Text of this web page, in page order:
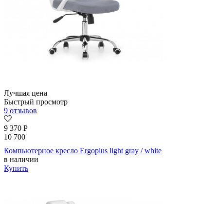
Лучшая цена
Быстрый просмотр
9 отзывов
9 370 Р
10 700
Компьютерное кресло Ergoplus light gray / white
в наличии
Купить